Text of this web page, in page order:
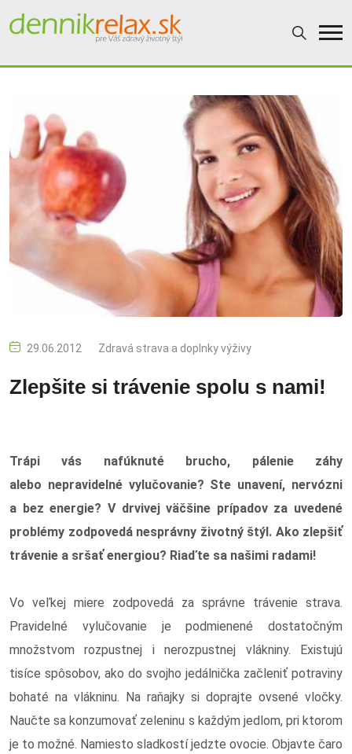
29.06.2012 Zdravá strava a doplnky výživy
Zlepšite si trávenie spolu s nami!
Trápi vás nafúknuté brucho, pálenie záhy
alebo nepravidelné vylučovanie? Ste unavení, nervózni
a bez energie? V drvivej väčšine prípadov za uvedené
problémy zodpovedá nesprávny životný štýl. Ako zlepšiť
trávenie a sršať energiou? Riaďte sa našimi radami!
Vo veľkej miere zodpovedá za správne trávenie strava.
Pravidelné vylučovanie je podmienené dostatočným
množstvom rozpustnej i nerozpustnej vlákniny. Existujú
tisíce spôsobov, ako do svojho jedálnička začleniť potraviny
bohaté na vlákninu. Na raňajky si doprajte ovsené vločky.
Naučte sa konzumovať zeleninu s každým jedlom, pri ktorom
je to možné. Namiesto sladkostí jedzte ovocie. Objavte čaro